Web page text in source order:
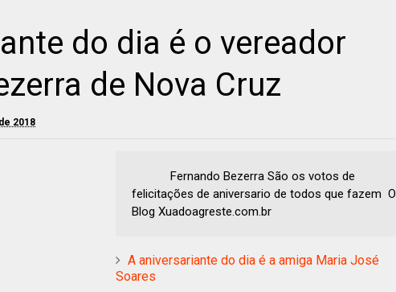
do dia é o vereador
de Nova Cruz
2018
Fernando Bezerra São os votos de
felicitações de aniversario de todos que fazem O
Blog Xuadoagreste.com.br
A aniversariante do dia é a amiga Maria José
Soares